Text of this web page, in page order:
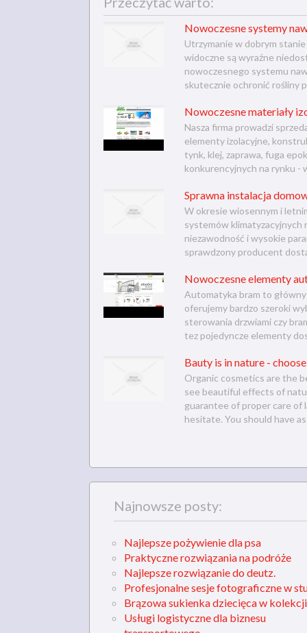
Nowoczesne systemy
Utrzymanie w dobrym
widoczne są wyraźne
nowoczesnego systemu
skutecznie ochronić rośliny
Nowoczesne materiały
Nasza firma prowadzi
elementy izolacyjne,
tynk, klej, zaprawa, fuga
konkurencyjnych na rynku -
Sprawna instalacja
W okresie wiosennym i
systemów klimatyzacyjnych
niezawodność i wysokie
sprawdzony producent
Nowoczesne elementy
Automatyka bram to
oferujemy bardzo szeroki
sterowania drzwiami czy
tez pojedyncze elementy
Bauty is in nature -
Organic cosmetics are the
see beautiful effects of
guarantee of proper care of
hesitate. You should have
Najnowsze posty:
Najlepsze pożywienie dla psa
Praktyczne rozwiązania na podróże
Najlepsze rozwiązanie do deutz.
Profesjonalne sesje fotograficzne w
Brązowa sukienka dziecięca w
Usługi logistyczne dla biznesu